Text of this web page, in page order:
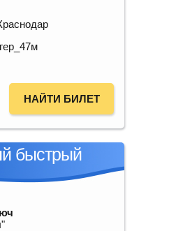
НАЙТИ БИЛЕТ
быстрый